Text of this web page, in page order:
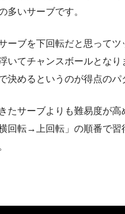
多いサーブです。
ーブを下回転だと思ってツ
いてチャンスボールとな
決めるというのが得点のパ
たサーブよりも難易度が
回転→上回転」の順番で習